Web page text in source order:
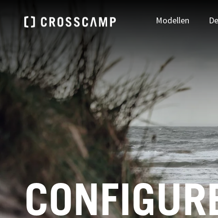
Modellen
Zoek je dealer
NAAR DEALER ZOEKEN
DEUTSCHLAND
FRANCE
Français